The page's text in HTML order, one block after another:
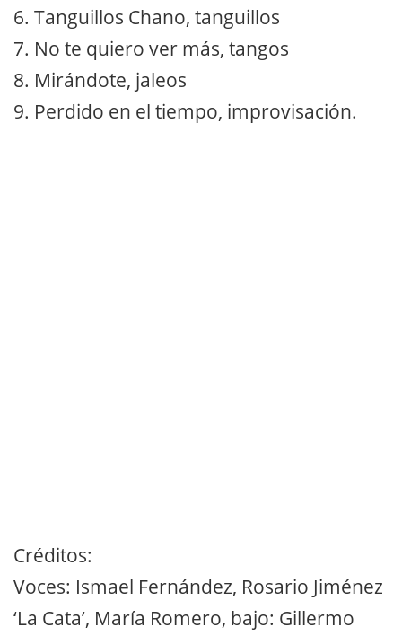
6. Tanguillos Chano, tanguillos
7. No te quiero ver más, tangos
8. Mirándote, jaleos
9. Perdido en el tiempo, improvisación.
Créditos:
Voces: Ismael Fernández, Rosario Jiménez
‘La Cata’, María Romero, bajo: Gillermo